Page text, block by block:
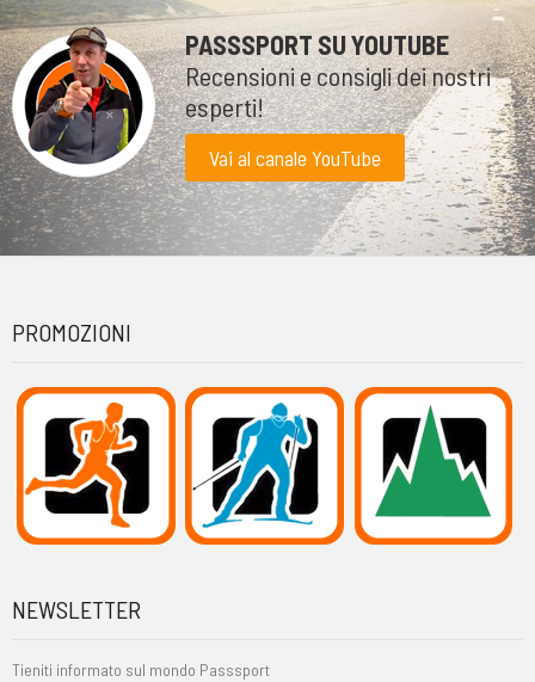
PASSSPORT SU YOUTUBE
Recensioni e consigli dei nostri
esperti!
Vai al canale YouTube
PROMOZIONI
NEWSLETTER
Tieniti informato sul mondo Passsport